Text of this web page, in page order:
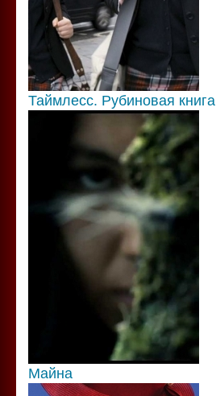
Таймлесс. Рубиновая книга
Майна